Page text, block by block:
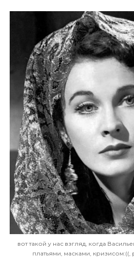
вот такой у нас взгляд, когда
платьями, масками, кризисом:((,